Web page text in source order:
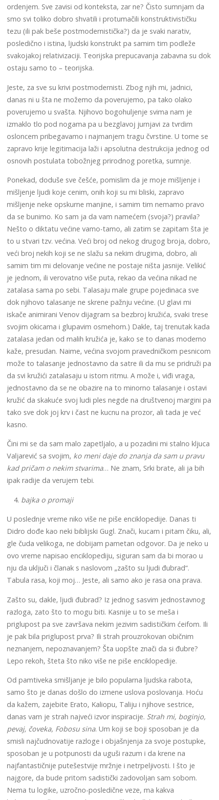
ordenjem. Sve zavisi od konteksta, zar ne? Čisto sumnjam da
smo svi toliko dobro shvatili i protumačili konstruktivističku
tezu (ili pak beše postmodernistička?) da je svaki narativ,
posledično i istina, ljudski konstrukt pa samim tim podleže
svakojakoj relativizaciji. Teorijska prepucavanja zabavna su dok
ostaju samo to – teorijska.
Jeste, za sve su krivi postmodernisti. Zbog njih mi, jadnici,
danas ni u šta ne možemo da poverujemo, pa tako olako
poverujemo u svašta. Njihovo bogohuljenje svima nam je
izmaklo tlo pod nogama pa u bezglavoj jurnjavi za tvrdim
osloncem pribegavamo i najmanjem tragu čvrstine. U tome se
zapravo krije legitimacija laži i apsolutna destrukcija jednog od
osnovih postulata tobožnjeg prirodnog poretka, sumnje.
Ponekad, doduše sve češće, pomislim da je moje mišljenje i
mišljenje ljudi koje cenim, onih koji su mi bliski, zapravo
mišljenje neke opskurne manjine, i samim tim nemamo pravo
da se bunimo. Ko sam ja da vam namećem (svoja?) pravila?
Nešto o diktatu većine vamo-tamo, ali zatim se zapitam šta je
to u stvari tzv. većina. Veći broj od nekog drugog broja, dobro,
veći broj nekih koji se ne slažu sa nekim drugima, dobro, ali
samim tim mi delovanje većine ne postaje ništa jasnije. Velikić
je jednom, ili verovatno više puta, rekao da većina nikad ne
zatalasa sama po sebi. Talasaju male grupe pojedinaca sve
dok njihovo talasanje ne skrene pažnju većine. (U glavi mi
iskače animirani Venov dijagram sa bezbroj kružića, svaki trese
svojim okicama i glupavim osmehom.) Dakle, taj trenutak kada
zatalasa jedan od malih kružića je, kako se to danas moderno
kaže, presudan. Naime, većina svojom pravedničkom pesnicom
može to talasanje jednostavno da satre ili da mu se pridruži pa
da svi kružići zatalasaju u istom ritmu. A može i, viđi vraga,
jednostavno da se ne obazire na to minorno talasanje i ostavi
kružić da skakuće svoj ludi ples negde na društvenoj margini pa
tako sve dok joj krv i čast ne kucnu na prozor, ali tada je već
kasno.
Čini mi se da sam malo zapetljalo, a u pozadini mi stalno kljuca
Valjarević sa svojim, ko meni daje do znanja da sam u pravu
kad pričam o nekim stvarima… Ne znam, Srki brate, ali ja bih
ipak radije da verujem tebi.
bajka o promaji
U poslednje vreme niko više ne piše enciklopedije. Danas ti
Didro dođe kao neki biblijski Gugl. Znači, kucam i pitam čiku, ali,
gle čuda velikoga, ne dobijam pametan odgovor. Da je neko u
ovo vreme napisao enciklopediju, siguran sam da bi morao u
nju da uključi i članak s naslovom „zašto su ljudi đubrad“.
Tabula rasa, koji moj… Jeste, ali samo ako je rasa ona prava.
Zašto su, dakle, ljudi đubrad? Iz jednog sasvim jednostavnog
razloga, zato što to mogu biti. Kasnije u to se meša i
priglupost pa sve završava nekim jezivim sadističkim ćeifom. Ili
je pak bila priglupost prva? Ili strah prouzrokovan običnim
neznanjem, nepoznavanjem? Šta uopšte znači da si đubre?
Lepo rekoh, šteta što niko više ne piše enciklopedije.
Od pamtiveka smišljanje je bilo popularna ljudska rabota,
samo što je danas došlo do izmene uslova poslovanja. Hoću
da kažem, zajebite Erato, Kaliopu, Taliju i njihove sestrice,
danas vam je strah najveći izvor inspiracije. Strah mi, boginjo,
pevaj, čoveka, Fobosu sina. Um koji se boji sposoban je da
smisli najčudnovatije razloge i objašnjenja za svoje postupke,
sposoban je u potpunosti da uguši razum i da krene na
najfantastičnije putešestvije mržnje i netrpeljivosti. I što je
najgore, da bude pritom sadistički zadovoljan sam sobom.
Nema tu logike, uzročno-posledične veze, ma kakva